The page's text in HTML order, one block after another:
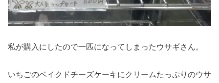
私が購入にしたので一匹になってしまったウサギさん。
いちごのベイクドチーズケーキにクリームたっぷりのウサ